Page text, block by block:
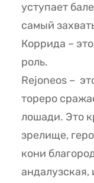
уступает
самый
Коррида –
роль.
Rejoneos –
тореро
лошади. Это
зрелище,
кони